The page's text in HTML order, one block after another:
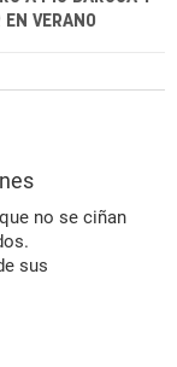
VERANO
no se ciñan
sus